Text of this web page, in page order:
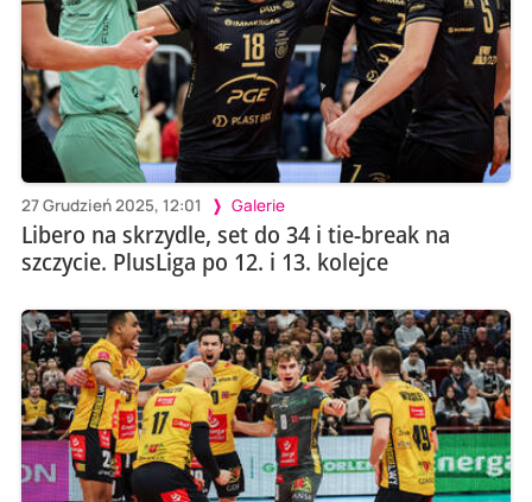
27 Grudzień 2025, 12:01 Galerie
Libero na skrzydle, set do 34 i tie-break na
szczycie. PlusLiga po 12. i 13. kolejce